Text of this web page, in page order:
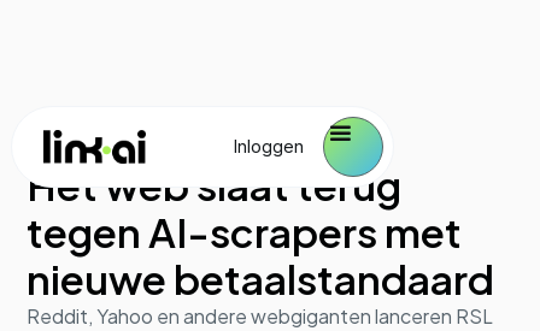
Inloggen
Industrie en marktontwikkeling October 1, 2025
Het web slaat terug
tegen AI-scrapers met
nieuwe betaalstandaard
Reddit, Yahoo en andere webgiganten lanceren RSL